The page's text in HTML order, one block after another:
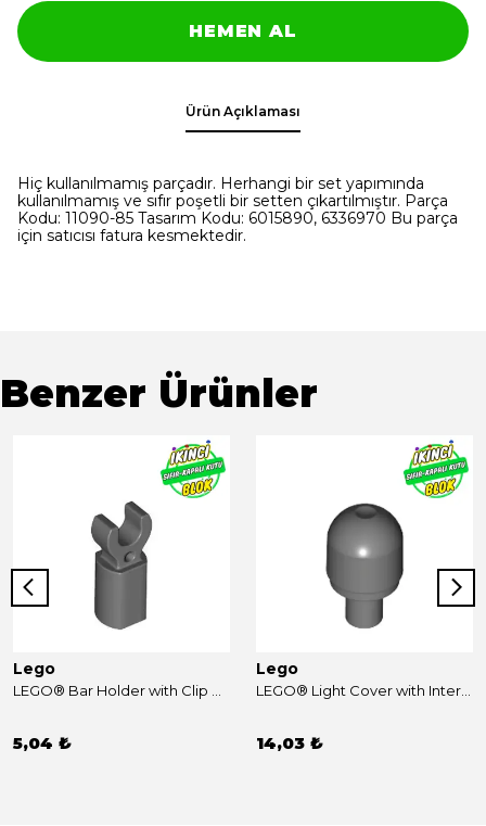
HEMEN AL
Ürün Açıklaması
Hiç kullanılmamış parçadır. Herhangi bir set yapımında
kullanılmamış ve sıfır poşetli bir setten çıkartılmıştır. Parça
Kodu: 11090-85 Tasarım Kodu: 6015890, 6336970 Bu parça
için satıcısı fatura kesmektedir.
Benzer Ürünler
Lego
5,04 ₺
Lego
14,03 ₺